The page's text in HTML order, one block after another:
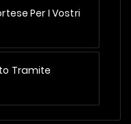
Per I Vostri
Tramite